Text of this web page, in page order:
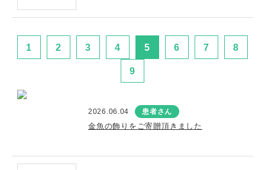
1 2 3 4 5 6 7 8
9
2026.06.04 患者さん
金魚の飾りをご寄贈頂きました